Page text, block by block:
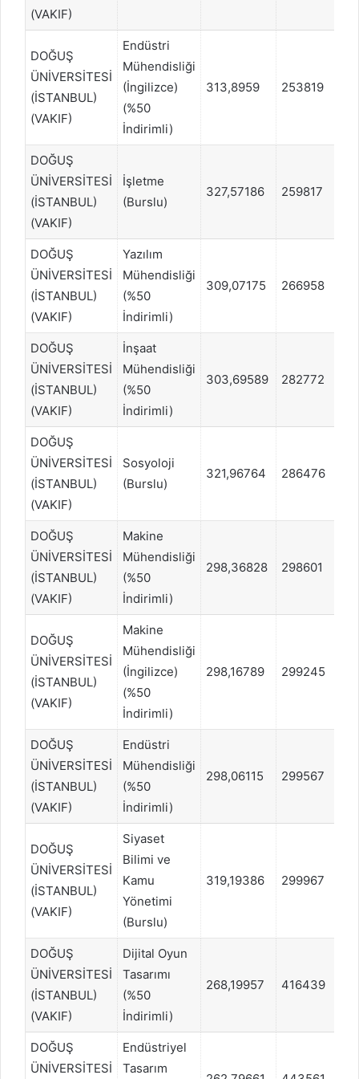
(VAKIF)
DOĞUŞ
ÜNİVERSİTESİ
(İSTANBUL)
(VAKIF)
Endüstri
Mühendisliği
(İngilizce)
(%50
İndirimli)
313,8959 253819
DOĞUŞ
ÜNİVERSİTESİ
(İSTANBUL)
(VAKIF)
İşletme
(Burslu)
327,57186 259817
DOĞUŞ
ÜNİVERSİTESİ
(İSTANBUL)
(VAKIF)
Yazılım
Mühendisliği
(%50
İndirimli)
309,07175 266958
DOĞUŞ
ÜNİVERSİTESİ
(İSTANBUL)
(VAKIF)
İnşaat
Mühendisliği
(%50
İndirimli)
303,69589 282772
DOĞUŞ
ÜNİVERSİTESİ
(İSTANBUL)
(VAKIF)
Sosyoloji
(Burslu)
321,96764 286476
DOĞUŞ
ÜNİVERSİTESİ
(İSTANBUL)
(VAKIF)
Makine
Mühendisliği
(%50
İndirimli)
298,36828 298601
DOĞUŞ
ÜNİVERSİTESİ
(İSTANBUL)
(VAKIF)
Makine
Mühendisliği
(İngilizce)
(%50
İndirimli)
298,16789 299245
DOĞUŞ
ÜNİVERSİTESİ
(İSTANBUL)
(VAKIF)
Endüstri
Mühendisliği
(%50
İndirimli)
298,06115 299567
DOĞUŞ
ÜNİVERSİTESİ
(İSTANBUL)
(VAKIF)
Siyaset
Bilimi ve
Kamu
Yönetimi
(Burslu)
319,19386 299967
DOĞUŞ
ÜNİVERSİTESİ
(İSTANBUL)
(VAKIF)
Dijital Oyun
Tasarımı
(%50
İndirimli)
268,19957 416439
DOĞUŞ
ÜNİVERSİTESİ
Endüstriyel
Tasarım